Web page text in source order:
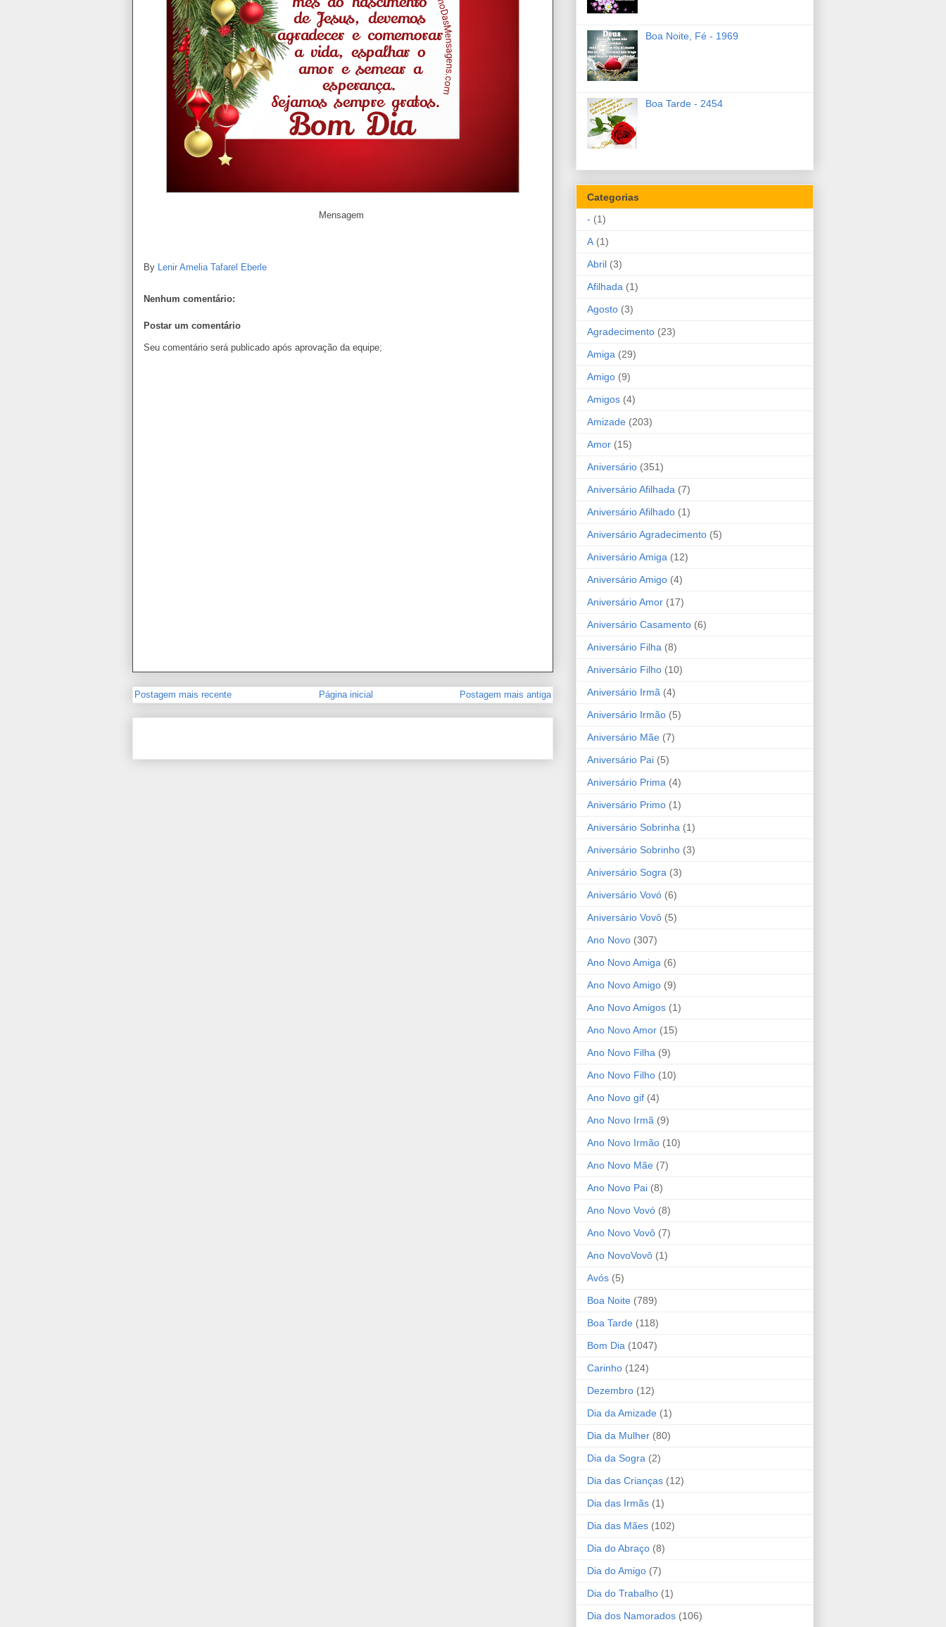
Mensagem
By Lenir Amelia Tafarel Eberle
Nenhum comentário:
Postar um comentário
Seu comentário será publicado após aprovação da equipe;
Postagem mais recente Postagem mais antiga
Página inicial
Boa Noite, Fé - 1969
Boa Tarde - 2454
Categorias
- (1)
A (1)
Abril (3)
Afilhada (1)
Agosto (3)
Agradecimento (23)
Amiga (29)
Amigo (9)
Amigos (4)
Amizade (203)
Amor (15)
Aniversário (351)
Aniversário Afilhada (7)
Aniversário Afilhado (1)
Aniversário Agradecimento (5)
Aniversário Amiga (12)
Aniversário Amigo (4)
Aniversário Amor (17)
Aniversário Casamento (6)
Aniversário Filha (8)
Aniversário Filho (10)
Aniversário Irmã (4)
Aniversário Irmão (5)
Aniversário Mãe (7)
Aniversário Pai (5)
Aniversário Prima (4)
Aniversário Primo (1)
Aniversário Sobrinha (1)
Aniversário Sobrinho (3)
Aniversário Sogra (3)
Aniversário Vovó (6)
Aniversário Vovô (5)
Ano Novo (307)
Ano Novo Amiga (6)
Ano Novo Amigo (9)
Ano Novo Amigos (1)
Ano Novo Amor (15)
Ano Novo Filha (9)
Ano Novo Filho (10)
Ano Novo gif (4)
Ano Novo Irmã (9)
Ano Novo Irmão (10)
Ano Novo Mãe (7)
Ano Novo Pai (8)
Ano Novo Vovó (8)
Ano Novo Vovô (7)
Ano NovoVovô (1)
Avós (5)
Boa Noite (789)
Boa Tarde (118)
Bom Dia (1047)
Carinho (124)
Dezembro (12)
Dia da Amizade (1)
Dia da Mulher (80)
Dia da Sogra (2)
Dia das Crianças (12)
Dia das Irmãs (1)
Dia das Mães (102)
Dia do Abraço (8)
Dia do Amigo (7)
Dia do Trabalho (1)
Dia dos Namorados (106)